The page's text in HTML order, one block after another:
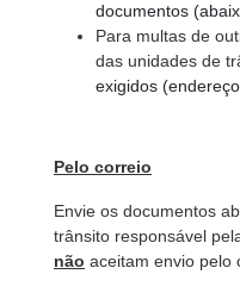
documentos
Para multas de
das unidades de
exigidos
Pelo correio
Envie os documentos
trânsito responsável
não aceitam envio pelo